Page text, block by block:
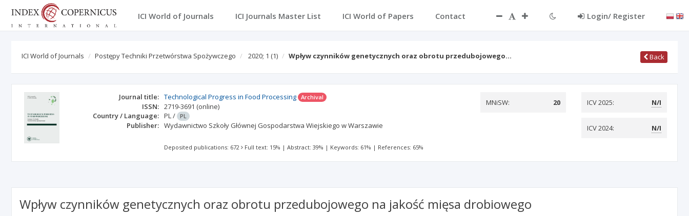
ICI World of Journals ICI Journals Master List ICI World of Papers Contact Login/ Register
ICI World of Journals Postępy Techniki Przetwórstwa Spożywczego 2020; 1 (1) Wpływ czynników genetycznych oraz obrotu przedubojowego… Back
Journal title: Technological Progress in Food Processing Archival
ISSN: 2719-3691 (online)
Country / Language: PL/ PL
Publisher: Wydawnictwo Szkoły Głównej Gospodarstwa Wiejskiego w Warszawie
MNiSW: 20 ICV 2025: N/I
ICV 2024: N/I
Deposited publications: 672 Full text: 15% |Abstract: 39% | Keywords: 61% | References: 65%
Wpływ czynników genetycznych oraz obrotu przedubojowego na jakość mięsa drobiowego